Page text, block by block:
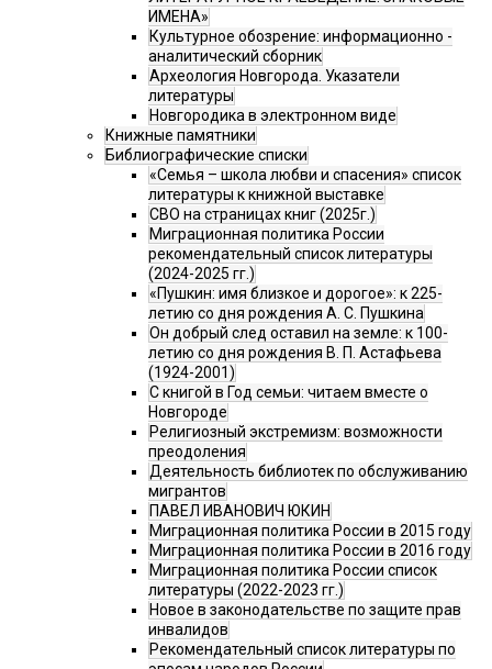
ИМЕНА»
Культурное обозрение: информационно -
аналитический сборник
Археология Новгорода. Указатели
литературы
Новгородика в электронном виде
Книжные памятники
Библиографические списки
«Семья – школа любви и спасения» список
литературы к книжной выставке
СВО на страницах книг (2025г.)
Миграционная политика России
рекомендательный список литературы
(2024-2025 гг.)
«Пушкин: имя близкое и дорогое»: к 225-
летию со дня рождения А. С. Пушкина
Он добрый след оставил на земле: к 100-
летию со дня рождения В. П. Астафьева
(1924-2001)
С книгой в Год семьи: читаем вместе о
Новгороде
Религиозный экстремизм: возможности
преодоления
Деятельность библиотек по обслуживанию
мигрантов
ПАВЕЛ ИВАНОВИЧ ЮКИН
Миграционная политика России в 2015 году
Миграционная политика России в 2016 году
Миграционная политика России список
литературы (2022-2023 гг.)
Новое в законодательстве по защите прав
инвалидов
Рекомендательный список литературы по